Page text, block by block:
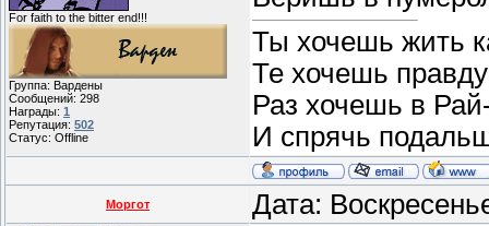
For faith to the bitter end!!!
Группа: Вардены
Сообщений: 298
Награды: 1
Репутация: 502
Статус: Offline
Ты хочешь жить
Те хочешь правду
Раз хочешь в
И спрячь
Моргот Дата: